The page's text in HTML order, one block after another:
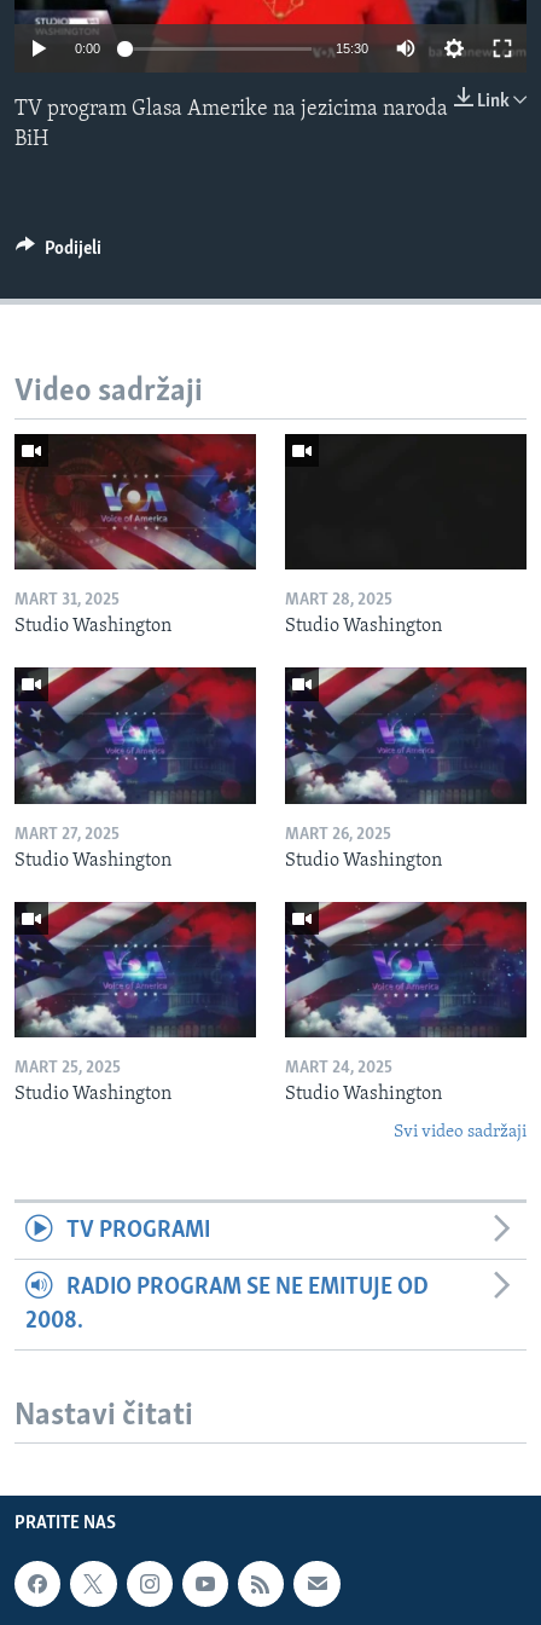
MAGAZIN
Learning English
Jezici
0:00 15:30
Link
TV program Glasa Amerike na jezicima naroda
BiH
Podijeli
Video sadržaji
MART 31, 2025
Studio Washington
MART 28, 2025
Studio Washington
MART 27, 2025
Studio Washington
MART 26, 2025
Studio Washington
MART 25, 2025
Studio Washington
MART 24, 2025
Studio Washington
Svi video sadržaji
TV PROGRAMI
RADIO PROGRAM SE NE EMITUJE OD
2008.
Nastavi čitati
PRATITE NAS